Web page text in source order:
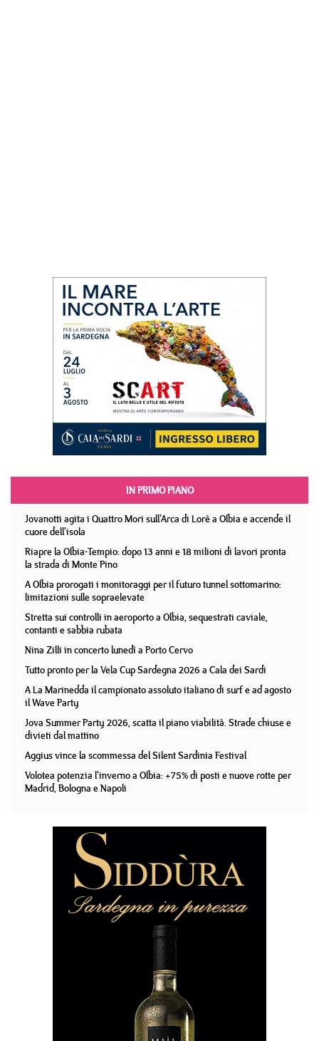
IN PRIMO PIANO
Jovanotti agita i Quattro Mori sull'Arca di Lorè a Olbia e accende il
cuore dell'isola
Riapre la Olbia-Tempio: dopo 13 anni e 18 milioni di lavori pronta
la strada di Monte Pino
A Olbia prorogati i monitoraggi per il futuro tunnel sottomarino:
limitazioni sulle sopraelevate
Stretta sui controlli in aeroporto a Olbia, sequestrati caviale,
contanti e sabbia rubata
Nina Zilli in concerto lunedì a Porto Cervo
Tutto pronto per la Vela Cup Sardegna 2026 a Cala dei Sardi
A La Marinedda il campionato assoluto italiano di surf e ad agosto
il Wave Party
Jova Summer Party 2026, scatta il piano viabilità. Strade chiuse e
divieti dal mattino
Aggius vince la scommessa del Silent Sardinia Festival
Volotea potenzia l'inverno a Olbia: +75% di posti e nuove rotte per
Madrid, Bologna e Napoli